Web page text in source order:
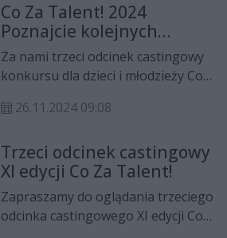
finale jest jeszcze jedno miejsce!
Co Za Talent! 2024
Poznajcie kolejnych
uczestników
Za nami trzeci odcinek castingowy
konkursu dla dzieci i młodzieży Co
kolejnych uczestników.
26.11.2024 09:08
Trzeci odcinek castingowy
XI edycji Co Za Talent!
Zapraszamy do oglądania trzeciego
odcinka castingowego XI edycji Co